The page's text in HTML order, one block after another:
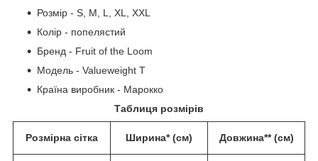
Розмір - S, M, L, XL, XXL
Колір - попелястий
Бренд - Fruit of the Loom
Модель - Valueweight T
Країна виробник - Марокко
Таблиця розмірів
Розмірна сітка Ширина* (см) Довжина** (см)